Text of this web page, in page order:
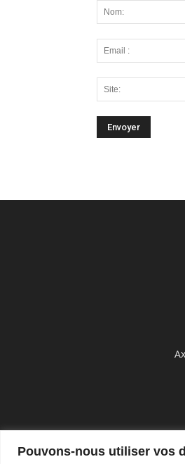
Pouvons-nous utiliser vos